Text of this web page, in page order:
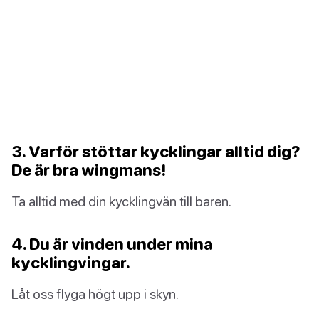
3. Varför stöttar kycklingar alltid dig?
De är bra wingmans!
Ta alltid med din kycklingvän till baren.
4. Du är vinden under mina
kycklingvingar.
Låt oss flyga högt upp i skyn.